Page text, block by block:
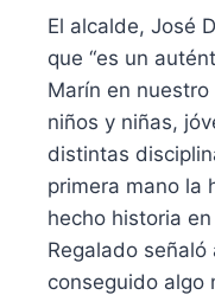
El alcalde, José
que “es un
Marín en
niños y niñas,
distintas
primera mano la
hecho historia
Regalado señaló
conseguido algo